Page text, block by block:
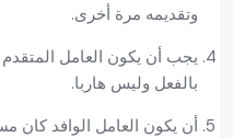
وتقديمه مرة أخرى.
يجب أن يكون العامل
بالفعل وليس هاربا.
أن يكون العامل الوافد كان